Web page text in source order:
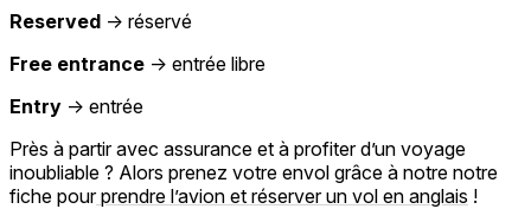
Reserved → réservé
Free entrance → entrée libre
Entry → entrée
Près à partir avec assurance et à profiter d’un voyage
inoubliable ? Alors prenez votre envol grâce à notre notre
fiche pourprendre l’avion et réserver un vol en anglais !